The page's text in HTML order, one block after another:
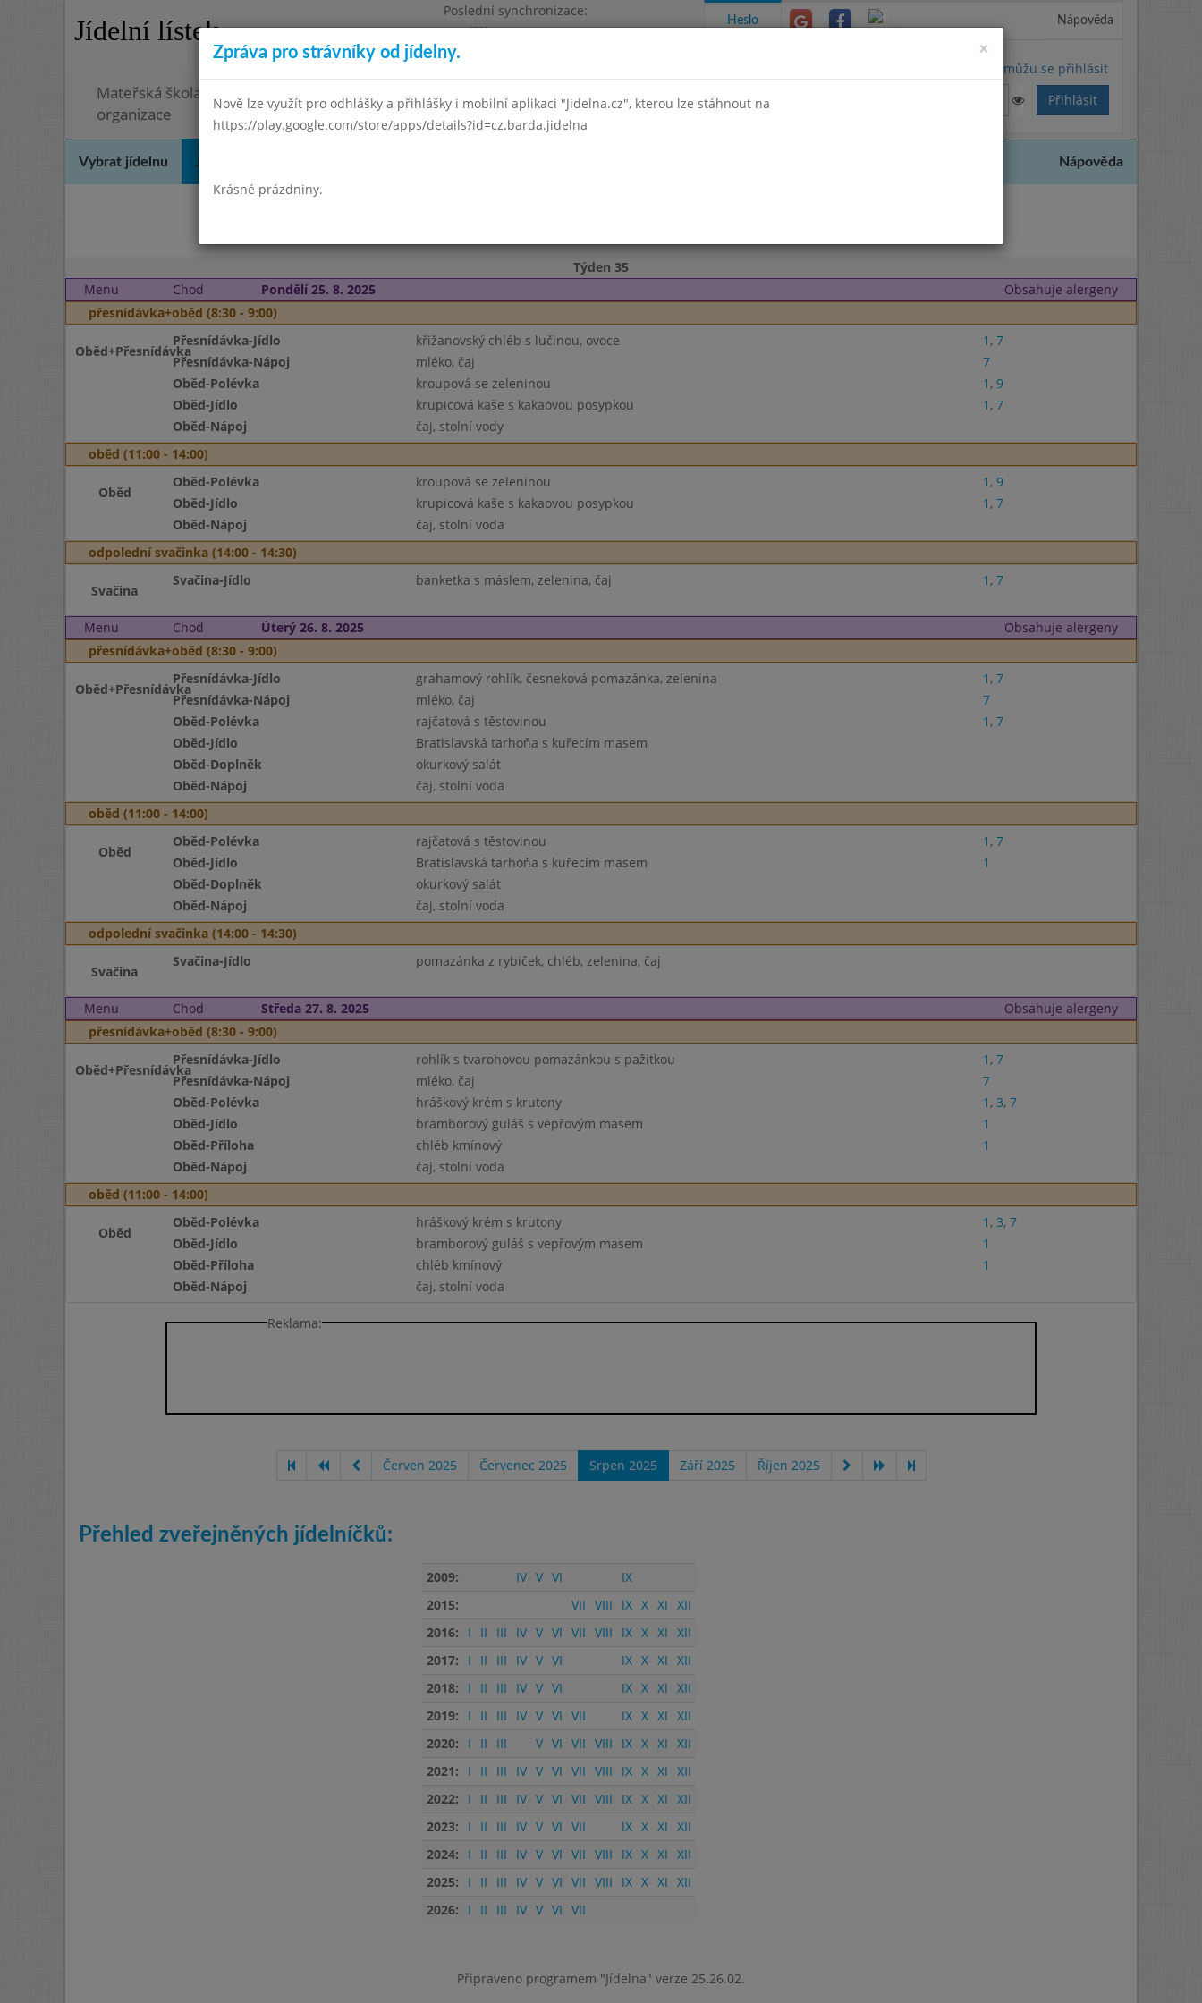
Jídelní lístek
Poslední synchronizace:
Pondělí 3.8.2026 12:03
Omezení objednávek
Mateřská škola a Základní škola, Ostopovice, okres Brno - venkov, příspěvková
organizace
Heslo Nápověda
Nemůžu se přihlásit
Vybrat jídelnu Jídelní lístek Nápověda
Týden 35
Menu
Chod Pondělí 25. 8. 2025
Obsahuje alergeny
přesnídávka+oběd (8:30 - 9:00)
Oběd+Přesnídávka
Přesnídávka-Jídlo křižanovský chléb s lučinou, ovoce 1 , 7
Přesnídávka-Nápoj
mléko, čaj
7
Oběd-Polévka
kroupová se zeleninou 1 , 9
Oběd-Jídlo
krupicová kaše s kakaovou posypkou 1 , 7
Oběd-Nápoj
čaj, stolní vody
oběd (11:00 - 14:00)
Oběd
Oběd-Polévka kroupová se zeleninou 1 , 9
Oběd-Jídlo
krupicová kaše s kakaovou posypkou 1 , 7
Oběd-Nápoj
čaj, stolní voda
odpolední svačinka (14:00 - 14:30)
Svačina
Svačina-Jídlo banketka s máslem, zelenina, čaj 1 , 7
Menu Chod Úterý 26. 8. 2025
Obsahuje alergeny
přesnídávka+oběd (8:30 - 9:00)
Oběd+Přesnídávka
Přesnídávka-Jídlo grahamový rohlík, česneková pomazánka, zelenina 1 , 7
Přesnídávka-Nápoj
mléko, čaj
7
Oběd-Polévka
rajčatová s těstovinou 1 , 7
Oběd-Jídlo
Bratislavská tarhoňa s kuřecím masem
Oběd-Doplněk
okurkový salát
Oběd-Nápoj
čaj, stolní voda
oběd (11:00 - 14:00)
Oběd
Oběd-Polévka rajčatová s těstovinou 1 , 7
Oběd-Jídlo
Bratislavská tarhoňa s kuřecím masem
1
Oběd-Doplněk
okurkový salát
Oběd-Nápoj
čaj, stolní voda
odpolední svačinka (14:00 - 14:30)
Svačina
Svačina-Jídlo pomazánka z rybiček, chléb, zelenina, čaj
Menu Chod Středa 27. 8. 2025
Obsahuje alergeny
přesnídávka+oběd (8:30 - 9:00)
Oběd+Přesnídávka
Přesnídávka-Jídlo rohlík s tvarohovou pomazánkou s pažitkou 1 , 7
Přesnídávka-Nápoj
mléko, čaj
7
Oběd-Polévka
hráškový krém s krutony 1 , 3, 7
Oběd-Jídlo
bramborový guláš s vepřovým masem
1
Oběd-Příloha
chléb kmínový
1
Oběd-Nápoj
čaj, stolní voda
oběd (11:00 - 14:00)
Oběd
Oběd-Polévka hráškový krém s krutony 1 , 3, 7
Oběd-Jídlo
bramborový guláš s vepřovým masem
1
Oběd-Příloha
chléb kmínový
1
Oběd-Nápoj
čaj, stolní voda
Reklama:
Červen 2025 Červenec 2025 Srpen 2025 Září 2025 Říjen 2025
Přehled zveřejněných jídelníčků:
2009: IV V VI
IX
2015:
VII VIII IX X XI XII
2016:
I II III IV V VI VII VIII IX X XI XII
2017:
I II III IV V VI IX X XI XII
2018:
I II III IV V VI IX X XI XII
2019:
I II III IV V VI VII IX X XI XII
2020:
I II III V VI VII VIII IX X XI XII
2021:
I II III IV V VI VII VIII IX X XI XII
2022:
I II III IV V VI VII VIII IX X XI XII
2023:
I II III IV V VI VII IX X XI XII
2024:
I II III IV V VI VII VIII IX X XI XII
2025:
I II III IV V VI VII VIII IX X XI XII
2026:
I II III IV V VI VII
Připraveno programem "Jídelna" verze 25.26.02.
×
Zpráva pro strávníky od jídelny.
Nově lze využít pro odhlášky a přihlášky i mobilní aplikaci "Jidelna.cz", kterou lze stáhnout na
https://play.google.com/store/apps/details?id=cz.barda.jidelna
Krásné prázdniny.